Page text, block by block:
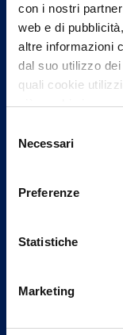
con i nostri
web e di
altre informazioni
dal suo utilizzo
quali cookie
più su chi siamo,
può trovare nel
delNecessari
Preferenze
Statistiche
Marketing
un nostro
Contattaci
Vittoria